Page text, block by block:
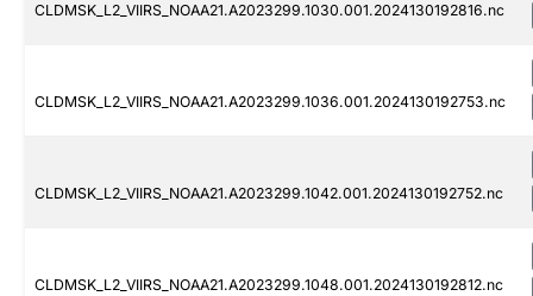
CLDMSK_L2_VIIRS_NOAA21.A2023299.1030.001.2024130192816.nc
CLDMSK_L2_VIIRS_NOAA21.A2023299.1036.001.2024130192753.nc
CLDMSK_L2_VIIRS_NOAA21.A2023299.1042.001.2024130192752.nc
CLDMSK_L2_VIIRS_NOAA21.A2023299.1048.001.2024130192812.nc